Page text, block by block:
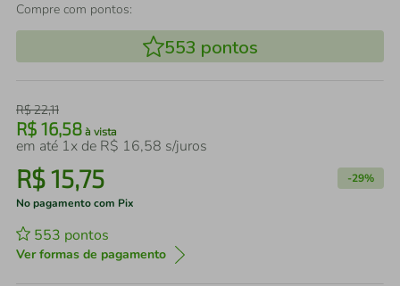
Compre com pontos:
553 pontos
R$22,11
R$ 16,58 à vista
em até 1x de R$ 16,58 s/juros
R$15,75 -29%
No pagamento com Pix
553 pontos
Ver formas de pagamento